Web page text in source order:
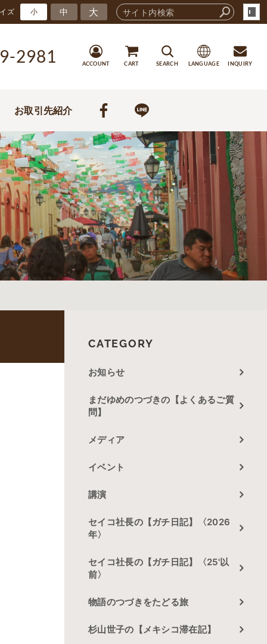
ズ 小 中 大
2981 ACCOUNT CART SEARCH LANGUAGE INQUIRY
お取引先紹介
CATEGORY
お知らせ
まだゆめのつづきの【よくあるご質
問】
メディア
イベント
講演
セイコ社長の【ガチ日記】〈2026
年〉
セイコ社長の【ガチ日記】〈25'以
前〉
物語のつづきをたどる旅
杉山世子の【メキシコ滞在記】